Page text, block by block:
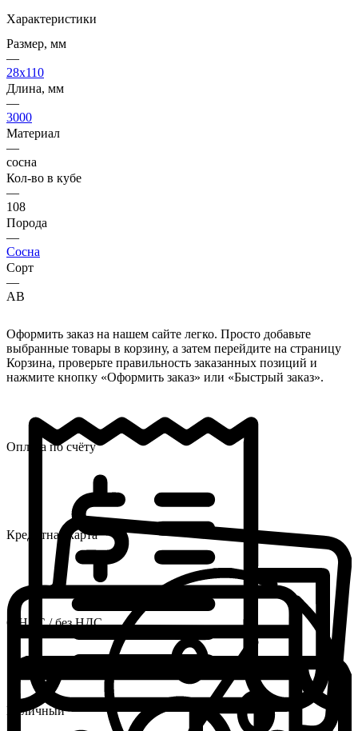
Характеристики
Размер, мм
—
28x110
Длина, мм
—
3000
Материал
—
сосна
Кол-во в кубе
—
108
Порода
—
Сосна
Сорт
—
AB
Оформить заказ на нашем сайте легко. Просто добавьте
выбранные товары в корзину, а затем перейдите на страницу
Корзина, проверьте правильность заказанных позиций и
нажмите кнопку «Оформить заказ» или «Быстрый заказ».
Оплата по счёту
Кредитная карта
С НДС / без НДС
Наличный